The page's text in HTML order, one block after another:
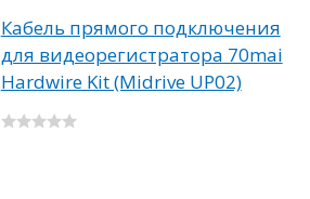
Кабель прямого подключения
для видеорегистратора 70mai
Hardwire Kit (Midrive UP02)